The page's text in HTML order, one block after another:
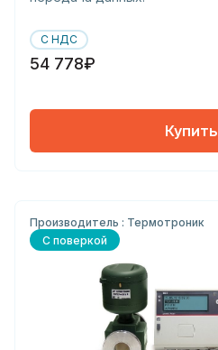
С НДС
54 778₽
Купить
Производитель : Термотроник
С поверкой